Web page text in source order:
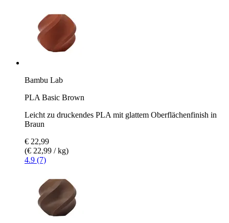
Bambu Lab
PLA Basic Brown
Leicht zu druckendes PLA mit glattem Oberflächenfinish in
Braun
€ 22,99
(€ 22,99 / kg)
4.9 (7)